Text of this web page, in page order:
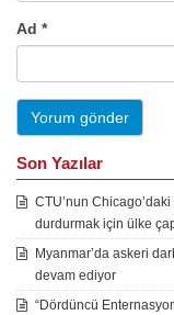
Ad *
Son Yazılar
CTU’nun Chicago’daki
durdurmak için ülke
Myanmar’da askeri
devam ediyor
“Dördüncü